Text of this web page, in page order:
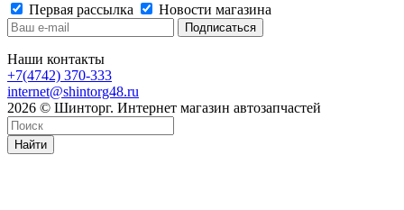
Первая рассылка
Новости магазина
Наши контакты
+7(4742) 370-333
internet@shintorg48.ru
2026 © Шинторг. Интернет магазин автозапчастей
Найти